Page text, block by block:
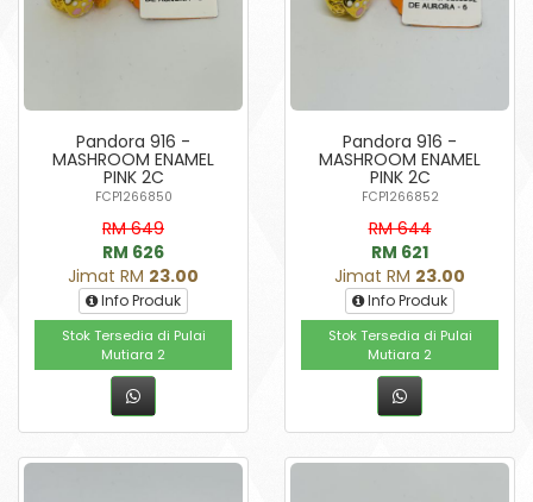
Pandora 916 -
MASHROOM ENAMEL
PINK 2C
FCP1266850
RM 649
RM 626
Jimat RM 23.00
Info Produk
Stok Tersedia di Pulai
Mutiara 2
Pandora 916 -
MASHROOM ENAMEL
PINK 2C
FCP1266852
RM 644
RM 621
Jimat RM 23.00
Info Produk
Stok Tersedia di Pulai
Mutiara 2